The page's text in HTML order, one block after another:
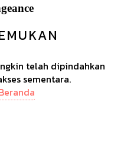
telah dipindahkan
sementara.